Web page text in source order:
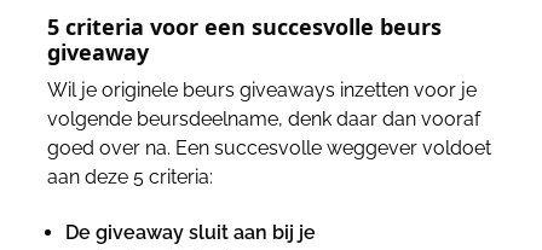
5 criteria voor een succesvolle beurs
giveaway
Wil je originele beurs giveaways inzetten voor je
volgende beursdeelname, denk daar dan vooraf
goed over na. Een succesvolle weggever voldoet
aan deze 5 criteria:
De giveaway sluit aan bij je